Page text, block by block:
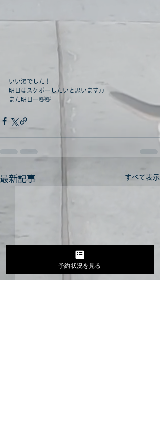
いい湯でした！
明日はスケボーしたいと思います♪♪
また明日ー👋👋
最新記事 すべて表示
予約状況を見る